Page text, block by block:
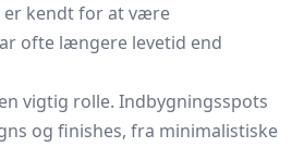
er kendt for at være
ofte længere levetid end
vigtig rolle. Indbygningsspots
og finishes, fra minimalistiske